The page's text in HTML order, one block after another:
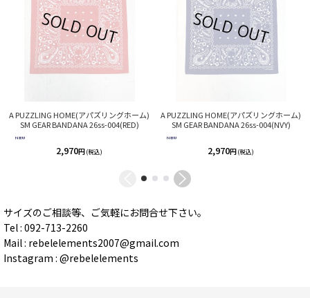
A PUZZLING HOME(アパズリングホーム)
SM GEAR BANDANA 26ss-004(RED)
2,970円(税込)
A PUZZLING HOME(アパズリングホーム)
SM GEAR BANDANA 26ss-004(NVY)
2,970円(税込)
サイズのご相談等、ご気軽にお問合せ下さい。
Tel : 092-713-2260
Mail : rebelelements2007@gmail.com
Instagram : @rebelelements